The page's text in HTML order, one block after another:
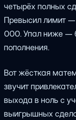
четырёх полных
Превысил лимит
000. Упал ниже —
пополнения.
Вот жёсткая
звучит
выхода в ноль с
выигрышных